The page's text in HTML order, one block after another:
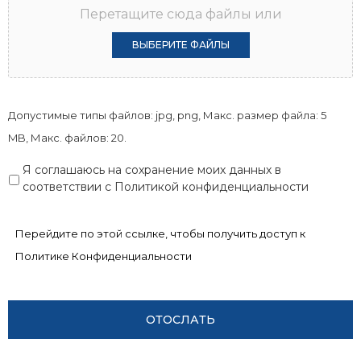
Перетащите сюда файлы или
ВЫБЕРИТЕ ФАЙЛЫ
Допустимые типы файлов: jpg, png, Макс. размер файла: 5
MB, Макс. файлов: 20.
Я соглашаюсь на сохранение моих данных в
соответствии с Политикой конфиденциальности
Перейдите по этой ссылке, чтобы получить доступ к
Политике Конфиденциальности